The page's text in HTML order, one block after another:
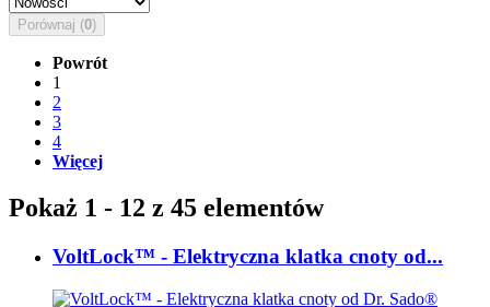
Porównaj (0)
Powrót
1
2
3
4
Więcej
Pokaż 1 - 12 z 45 elementów
VoltLock™ - Elektryczna klatka cnoty od...